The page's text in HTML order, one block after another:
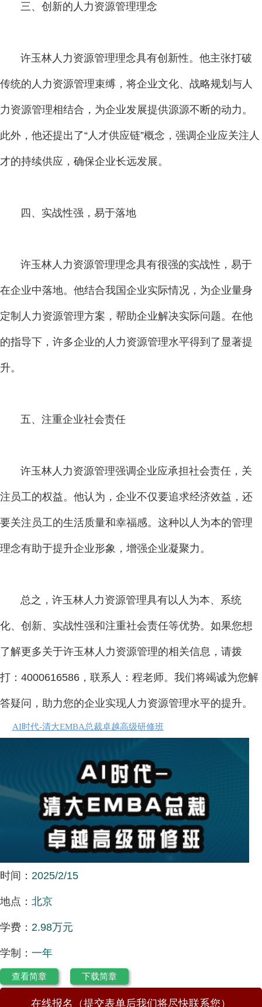
三、创新的人力资源管理理念
许玉林人力资源管理理念具有创新性。他主张打破
传统的人力资源管理束缚，将企业文化、战略规划与人
力资源管理相结合，为企业发展提供源源不断的动力。
此外，他还提出了“人才供应链”概念，强调企业应关注人
才的持续供应，确保企业长远发展。
四、实战性强，易于落地
许玉林人力资源管理理念具有很强的实战性，易于
在企业中落地。他结合我国企业实际情况，为企业量身
定制人力资源管理方案，帮助企业解决实际问题。在他
的指导下，许多企业的人力资源管理水平得到了显著提
升。
五、注重企业社会责任
许玉林人力资源管理强调企业应承担社会责任，关
注员工的权益。他认为，企业不仅要追求经济效益，还
要关注员工的生活质量和幸福感。这种以人为本的管理
理念有助于提升企业形象，增强企业凝聚力。
总之，许玉林人力资源管理具有以人为本、系统
化、创新、实战性强和注重社会责任等优势。如果您想
了解更多关于许玉林人力资源管理的相关信息，请拨
打：4000616586，联系人：程老师。我们将竭诚为您解
答疑问，助力您的企业实现人力资源管理水平的提升。
AI时代-清大EMBA总裁卓越高级研修班
时间： 2025/2/15
地点： 北京
学费： 2.98万元
学制： 一年
查看简章 下载简章
在线报名（提交表单后我们将尽快联系您）